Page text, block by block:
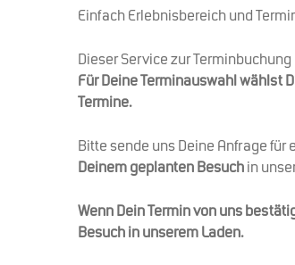
Einfach Erlebnisbereich und
Dieser Service zur
Für Deine Terminauswahl wählst
Termine.
Bitte sende uns Deine Anfrage
Deinem geplanten Besuch in
Wenn Dein Termin von uns
Besuch in unserem Laden.